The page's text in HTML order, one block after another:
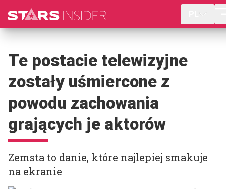
Te postacie telewizyjne
zostały uśmiercone z
powodu zachowania
grających je aktorów
Zemsta to danie, które najlepiej smakuje
na ekranie